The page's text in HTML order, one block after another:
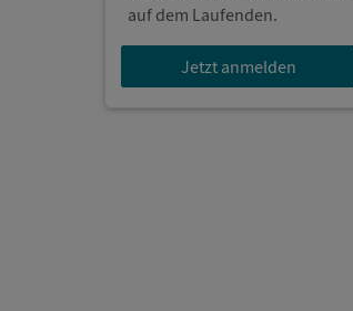
auf dem Laufenden.
Jetzt anmelden